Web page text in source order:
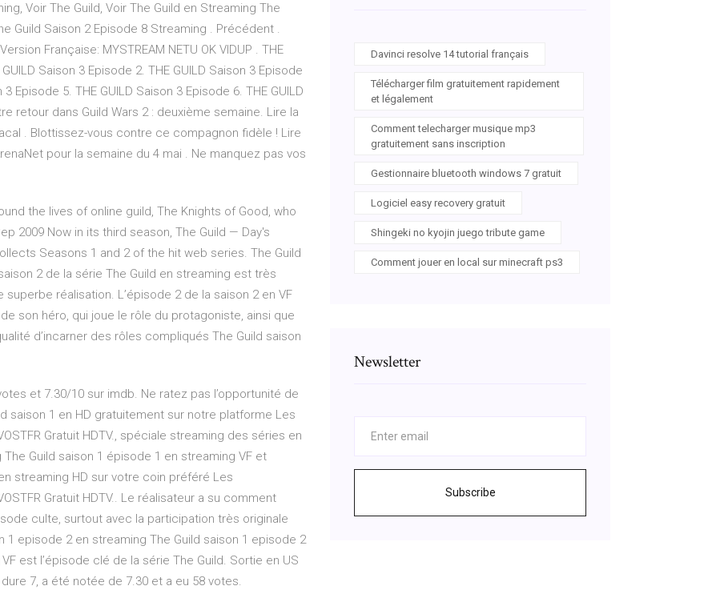
Voir The Guild, Voir The Guild en Streaming The
Guild Saison 2 Episode 8 Streaming . Précédent .
Française: MYSTREAM NETU OK VIDUP . THE
Saison 3 Episode 2. THE GUILD Saison 3 Episode
Episode 5. THE GUILD Saison 3 Episode 6. THE GUILD
retour dans Guild Wars 2 : deuxième semaine. Lire la
. Blottissez-vous contre ce compagnon fidèle ! Lire
pour la semaine du 4 mai . Ne manquez pas vos
the lives of online guild, The Knights of Good, who
2009 Now in its third season, The Guild — Day's
Seasons 1 and 2 of the hit web series. The Guild
2 de la série The Guild en streaming est très
réalisation. L’épisode 2 de la saison 2 en VF
son héro, qui joue le rôle du protagoniste, ainsi que
d’incarner des rôles compliqués The Guild saison
et 7.30/10 sur imdb. Ne ratez pas l’opportunité de
saison 1 en HD gratuitement sur notre platforme Les
Gratuit HDTV., spéciale streaming des séries en
Guild saison 1 épisode 1 en streaming VF et
streaming HD sur votre coin préféré Les
Gratuit HDTV.. Le réalisateur a su comment
culte, surtout avec la participation très originale
episode 2 en streaming The Guild saison 1 episode 2
est l’épisode clé de la série The Guild. Sortie en US
7, a été notée de 7.30 et a eu 58 votes.
Davinci resolve 14 tutorial français
Télécharger film gratuitement rapidement
et légalement
Comment telecharger musique mp3
gratuitement sans inscription
Gestionnaire bluetooth windows 7 gratuit
Logiciel easy recovery gratuit
Shingeki no kyojin juego tribute game
Comment jouer en local sur minecraft ps3
Newsletter
Subscribe